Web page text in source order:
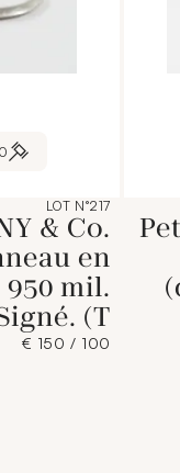
LOT N°217
& Co.
en
mil.
(T
100 / 150 €